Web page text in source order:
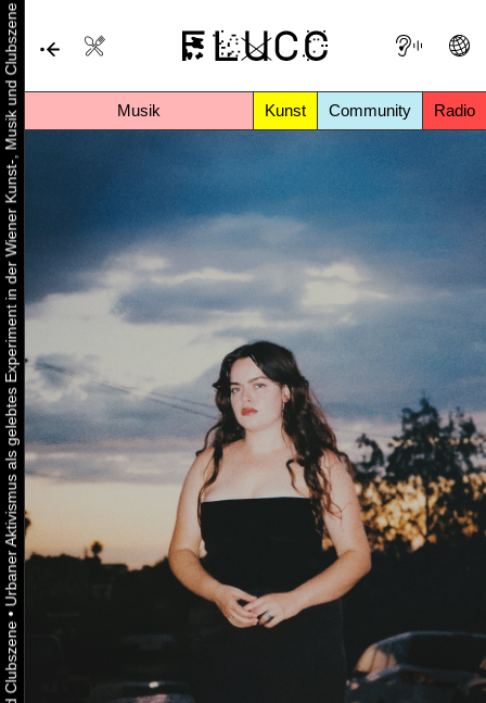
Musik Kunst Community Radio
•
Urbaner Aktivismus als gelebtes Experiment in der Wiener Kunst-, Musik und Clubszene